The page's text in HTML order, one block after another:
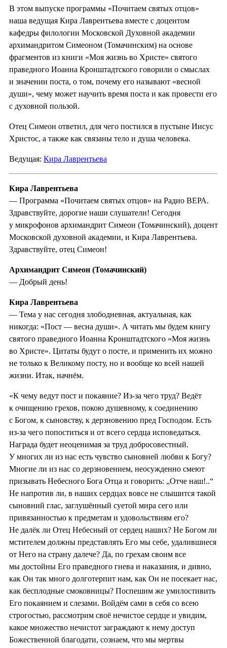
В этом выпуске программы «Почитаем святых отцов»
наша ведущая Кира Лаврентьева вместе с доцентом
кафедры филологии Московской Духовной академии
архимандритом Симеоном (Томачинским) на основе
фрагментов из книги «Моя жизнь во Христе» святого
праведного Иоанна Кронштадтского говорили о смыслах
и значении поста, о том, почему его называют «весной
души», чему может научить время поста и как провести его
с духовной пользой.
Отец Симеон ответил, для чего постился в пустыне Иисус
Христос, а также как связаны тело и душа человека.
Ведущая: Кира Лаврентьева
Кира Лаврентьева
— Программа «Почитаем святых отцов» на Радио ВЕРА.
Здравствуйте, дорогие наши слушатели! Сегодня
у микрофонов архимандрит Симеон (Томачинский), доцент
Московской духовной академии, и Кира Лаврентьева.
Здравствуйте, отец Симеон!
Архимандрит Симеон (Томачинский)
— Добрый день!
Кира Лаврентьева
— Тема у нас сегодня злободневная, актуальная, как
никогда: «Пост — весна души». А читать мы будем книгу
святого праведного Иоанна Кронштадтского «Моя жизнь
во Христе». Цитаты будут о посте, и применить их можно
не только к Великому посту, но и вообще ко всей нашей
жизни. Итак, начнём.
«К чему ведут пост и покаяние? Из-за чего труд? Ведёт
к очищению грехов, покою душевному, к соединению
с Богом, к сыновству, к дерзновению пред Господом. Есть
из‑за чего попоститься и от всего сердца исповедаться.
Награда будет неоценимая за труд добросовестный.
У многих ли из нас есть чувство сыновней любви к Богу?
Многие ли из нас со дерзновением, неосужденно смеют
призывать Небесного Бога Отца и говорить: „Отче наш!..“
Не напротив ли, в наших сердцах вовсе не слышится такой
сыновний глас, заглушённый суетой мира сего или
привязанностью к предметам и удовольствиям его?
Не далёк ли Отец Небесный от сердец наших? Не Богом ли
мстителем должны представлять Его мы себе, удалившиеся
от Него на страну далече? Да, по грехам своим все
мы достойны Его праведного гнева и наказания, и дивно,
как Он так много долготерпит нам, как Он не посекает нас,
как бесплодные смоковницы? Поспешим же умилостивить
Его покаянием и слезами. Войдём сами в себя со всею
строгостью, рассмотрим своё нечистое сердце и увидим,
какое множество нечистот заграждают к нему доступ
Божественной благодати, сознаем, что мы мертвы